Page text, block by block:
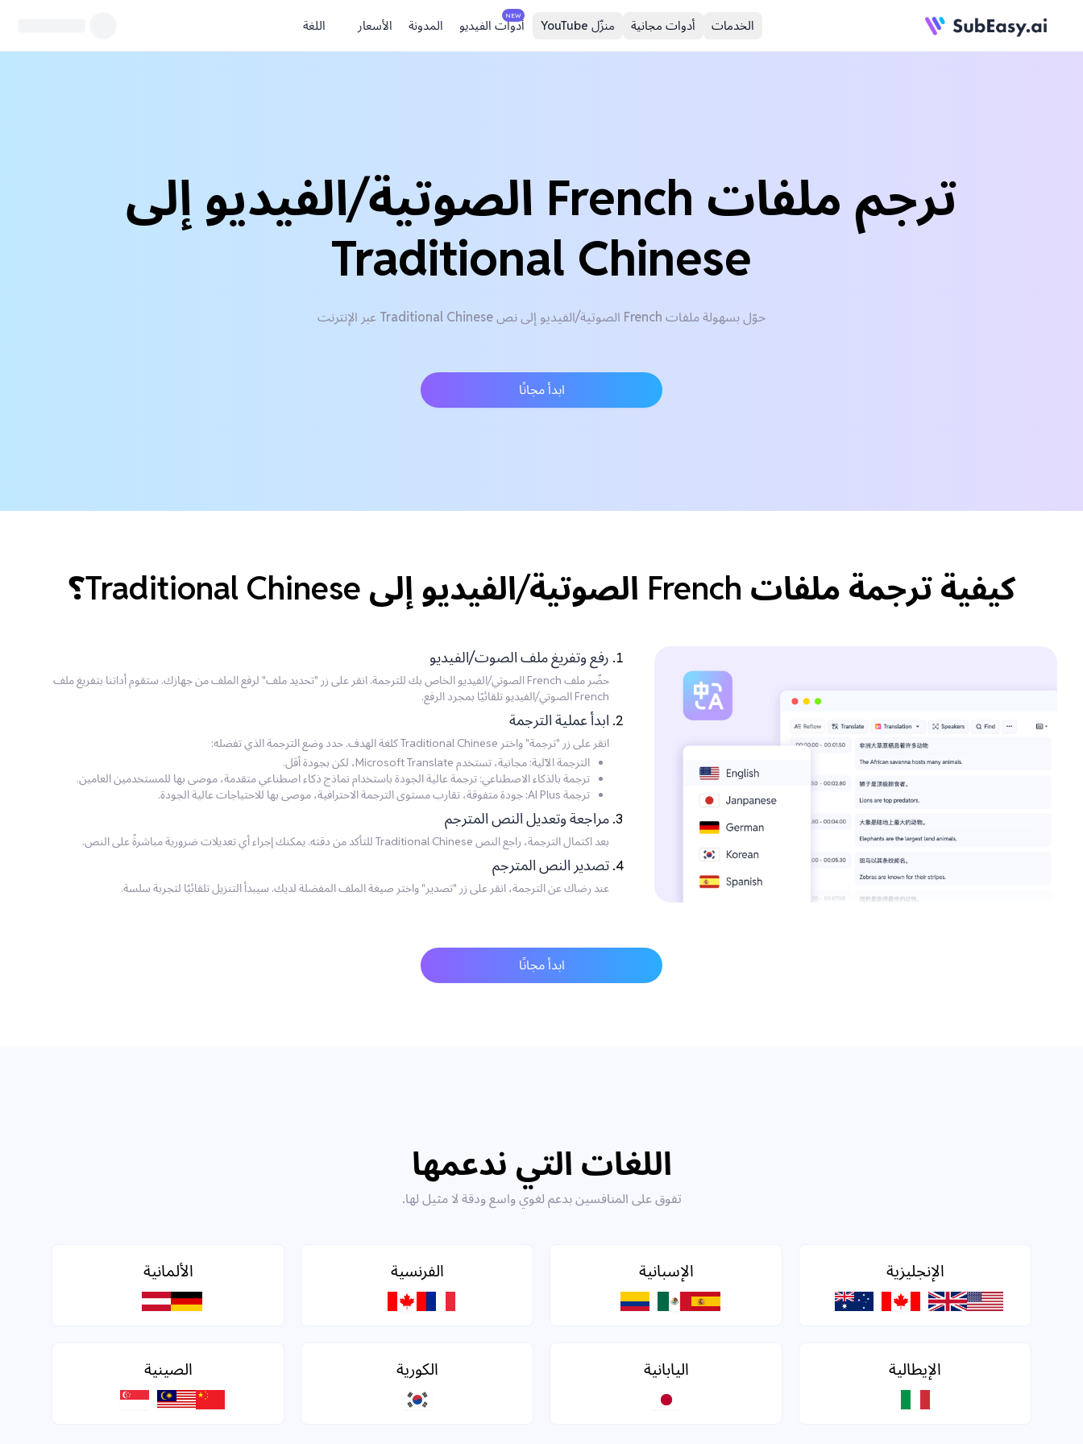
الخدمات أدوات مجانية منزّل YouTube
NEW
أدوات الفيديو المدونة الأسعار اللغة
ترجم ملفات French الصوتية/الفيديو إلى
Traditional Chinese
حوّل بسهولة ملفات French الصوتية/الفيديو إلى نص Traditional Chinese عبر الإنترنت
ابدأ مجانًا
كيفية ترجمة ملفات French الصوتية/الفيديو إلى Traditional Chinese؟
رفع وتفريغ ملف الصوت/الفيديو
حضّر ملف French الصوتي/الفيديو الخاص بك للترجمة. انقر على زر "تحديد ملف" لرفع الملف من جهازك. ستقوم أداتنا بتفريغ ملف
French الصوتي/الفيديو تلقائيًا بمجرد الرفع.
ابدأ عملية الترجمة
انقر على زر "ترجمة" واختر Traditional Chinese كلغة الهدف. حدد وضع الترجمة الذي تفضله:
الترجمة الآلية: مجانية، تستخدم Microsoft Translate، لكن بجودة أقل.
ترجمة بالذكاء الاصطناعي: ترجمة عالية الجودة باستخدام نماذج ذكاء اصطناعي متقدمة، موصى بها للمستخدمين العامين.
ترجمة AI Plus: جودة متفوقة، تقارب مستوى الترجمة الاحترافية، موصى بها للاحتياجات عالية الجودة.
مراجعة وتعديل النص المترجم
بعد اكتمال الترجمة، راجع النص Traditional Chinese للتأكد من دقته. يمكنك إجراء أي تعديلات ضرورية مباشرةً على النص.
تصدير النص المترجم
عند رضاك عن الترجمة، انقر على زر "تصدير" واختر صيغة الملف المفضلة لديك. سيبدأ التنزيل تلقائيًا لتجربة سلسة.
ابدأ مجانًا
اللغات التي ندعمها
تفوق على المنافسين بدعم لغوي واسع ودقة لا مثيل لها.
الإنجليزية الإسبانية الفرنسية الألمانية
الإيطالية اليابانية الكورية الصينية